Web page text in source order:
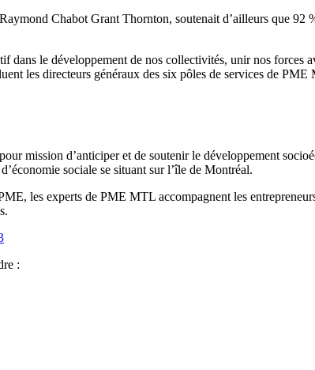
Chabot Grant Thornton, soutenait d’ailleurs que
dans le développement de nos collectivités, unir nos forces
les directeurs généraux des six pôles de services de
mission d’anticiper et de soutenir le développement
sociale se situant sur l’île de Montréal.
les experts de PME MTL accompagnent les
: